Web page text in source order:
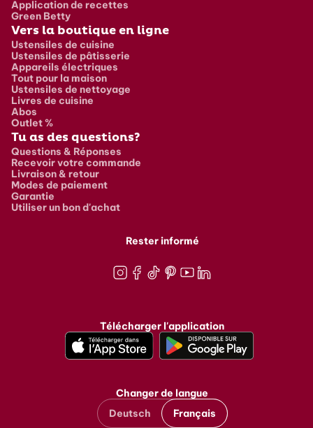
Application de recettes
Green Betty
Vers la boutique en ligne
Ustensiles de cuisine
Ustensiles de pâtisserie
Appareils électriques
Tout pour la maison
Ustensiles de nettoyage
Livres de cuisine
Abos
Outlet %
Tu as des questions?
Questions & Réponses
Recevoir votre commande
Livraison & retour
Modes de paiement
Garantie
Utiliser un bon d'achat
Rester informé
Télécharger l'application
Changer de langue
Deutsch
Français